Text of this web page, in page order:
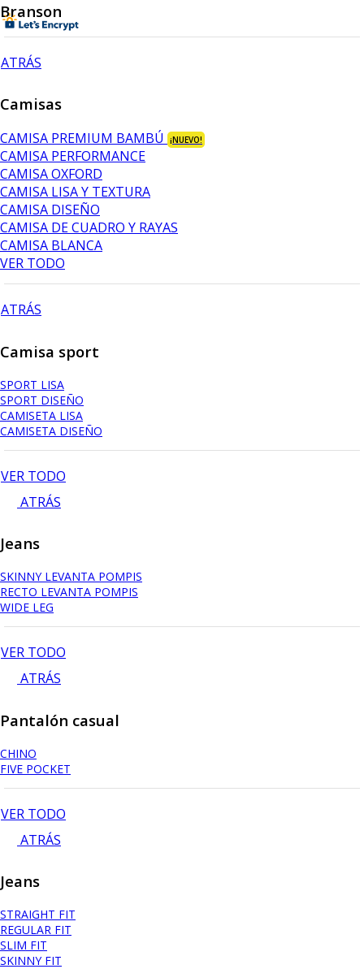
Branson
ATRÁS
Camisas
CAMISA PREMIUM BAMBÚ ¡NUEVO!
CAMISA PERFORMANCE
CAMISA OXFORD
CAMISA LISA Y TEXTURA
CAMISA DISEÑO
CAMISA DE CUADRO Y RAYAS
CAMISA BLANCA
VER TODO
ATRÁS
Camisa sport
SPORT LISA
SPORT DISEÑO
CAMISETA LISA
CAMISETA DISEÑO
VER TODO
ATRÁS
Jeans
SKINNY LEVANTA POMPIS
RECTO LEVANTA POMPIS
WIDE LEG
VER TODO
ATRÁS
Pantalón casual
CHINO
FIVE POCKET
VER TODO
ATRÁS
Jeans
STRAIGHT FIT
REGULAR FIT
SLIM FIT
SKINNY FIT